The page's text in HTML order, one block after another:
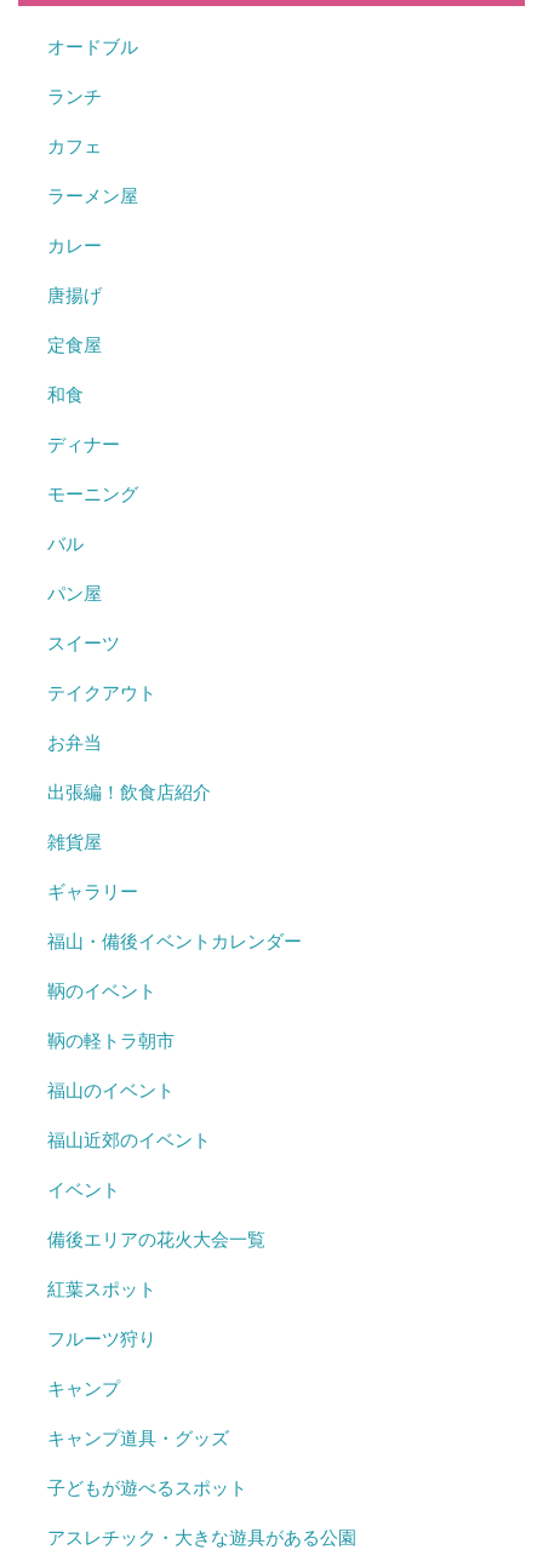
オードブル
ランチ
カフェ
ラーメン屋
カレー
唐揚げ
定食屋
和食
ディナー
モーニング
バル
パン屋
スイーツ
テイクアウト
お弁当
出張編！飲食店紹介
雑貨屋
ギャラリー
福山・備後イベントカレンダー
鞆のイベント
鞆の軽トラ朝市
福山のイベント
福山近郊のイベント
イベント
備後エリアの花火大会一覧
紅葉スポット
フルーツ狩り
キャンプ
キャンプ道具・グッズ
子どもが遊べるスポット
アスレチック・大きな遊具がある公園